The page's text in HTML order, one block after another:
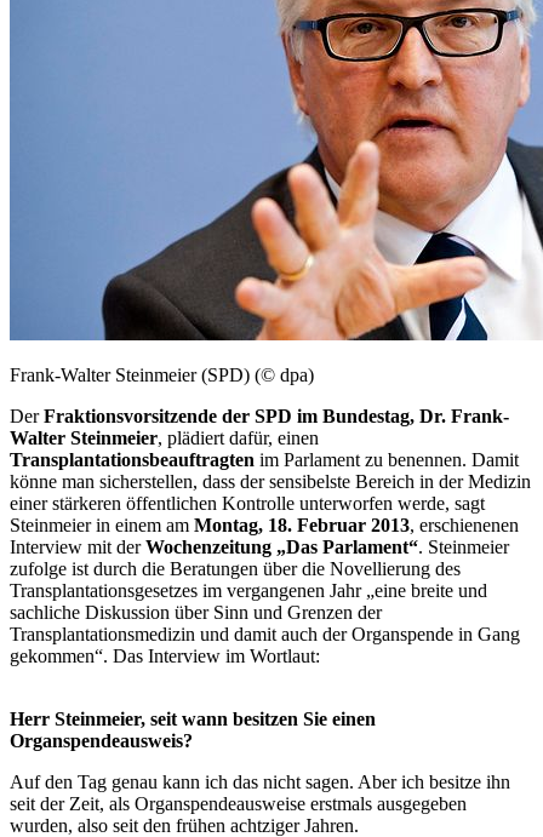
Frank-Walter Steinmeier (SPD) (© dpa)
DerFraktionsvorsitzende der SPD im Bundestag, Dr. Frank-
Walter Steinmeier, plädiert dafür, einen
Transplantationsbeauftragten im Parlament zu benennen. Damit
könne man sicherstellen, dass der sensibelste Bereich in der Medizin
einer stärkeren öffentlichen Kontrolle unterworfen werde, sagt
Steinmeier in einem am Montag, 18. Februar 2013, erschienenen
Interview mit derWochenzeitung „Das Parlament“. Steinmeier
zufolge ist durch die Beratungen über die Novellierung des
Transplantationsgesetzes im vergangenen Jahr „eine breite und
sachliche Diskussion über Sinn und Grenzen der
Transplantationsmedizin und damit auch der Organspende in Gang
gekommen“. Das Interview im Wortlaut:
Herr Steinmeier, seit wann besitzen Sie einen
Organspendeausweis?
Auf den Tag genau kann ich das nicht sagen. Aber ich besitze ihn
seit der Zeit, als Organspendeausweise erstmals ausgegeben
wurden, also seit den frühen achtziger Jahren.